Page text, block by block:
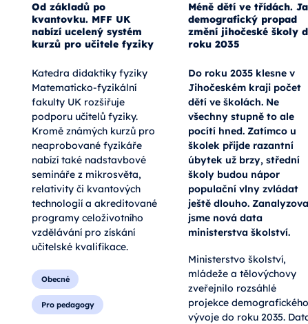
Od základů po
kvantovku. MFF UK
nabízí ucelený systém
kurzů pro učitele fyziky
Katedra didaktiky fyziky
Matematicko-fyzikální
fakulty UK rozšiřuje
podporu učitelů fyziky.
Kromě známých kurzů pro
neaprobované fyzikáře
nabízí také nadstavbové
semináře z mikrosvěta,
relativity či kvantových
technologií a akreditované
programy celoživotního
vzdělávání pro získání
učitelské kvalifikace.
Obecné
Pro pedagogy
Méně dětí ve třídách.
demografický propad
změní jihočeské školy
roku 2035
Do roku 2035 klesne v
Jihočeském kraji počet
dětí ve školách. Ne
všechny stupně to ale
pocítí hned. Zatímco u
školek přijde razantní
úbytek už brzy, střední
školy budou nápor
populační vlny zvládat
ještě dlouho.
jsme nová data
ministerstva školství.
Ministerstvo školství,
mládeže a tělovýchovy
zveřejnilo rozsáhlé
projekce demografického
vývoje do roku 2035.